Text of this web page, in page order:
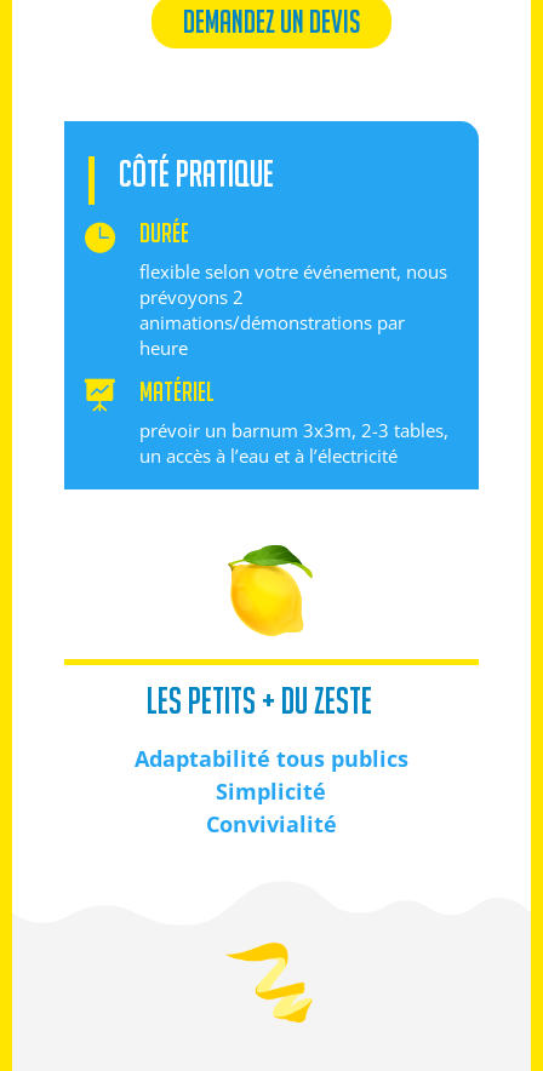
DEMANDEZ UN DEVIS
CÔTÉ PRATIQUE
 DURÉE
flexible selon votre événement, nous
prévoyons 2
animations/démonstrations par
heure
 Matériel
prévoir un barnum 3x3m, 2-3 tables,
un accès à l’eau et à l’électricité
LES PETITS + DU ZESTE
Adaptabilité tous publics
Simplicité
Convivialité